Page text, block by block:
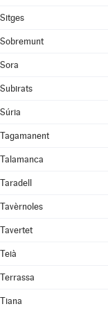
Sitges
Sobremunt
Sora
Subirats
Súria
Tagamanent
Talamanca
Taradell
Tavèrnoles
Tavertet
Teià
Terrassa
Tiana